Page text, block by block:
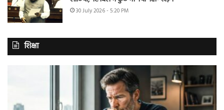
30 July 2026 - 5:20 PM
शिक्षा